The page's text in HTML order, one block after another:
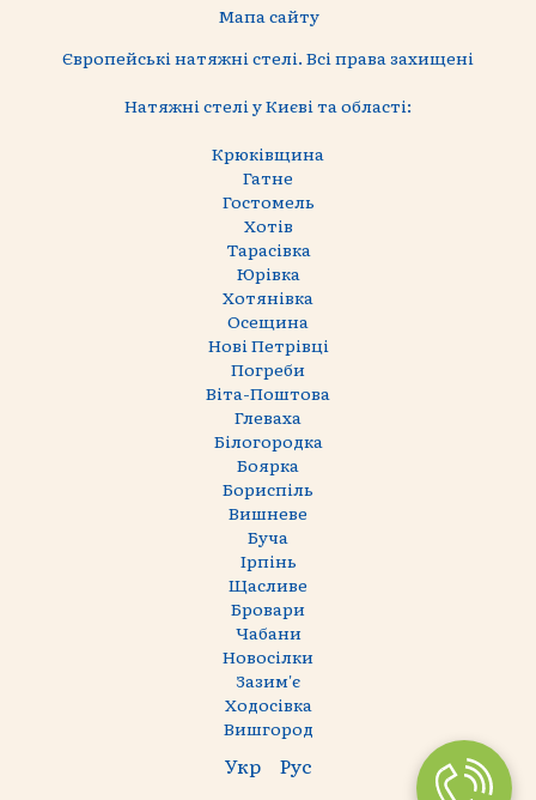
Мапа сайту
Європейські натяжні стелі. Всі права захищені
Натяжні стелі у Києві та області:
Крюківщина
Гатне
Гостомель
Хотів
Тарасівка
Юрівка
Хотянівка
Осещина
Нові Петрівці
Погреби
Віта-Поштова
Глеваха
Білогородка
Боярка
Бориспіль
Вишневе
Буча
Ірпінь
Щасливе
Бровари
Чабани
Новосілки
Зазим'є
Ходосівка
Вишгород
Укр Рус